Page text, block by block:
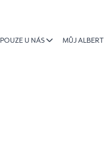
POUZE U NÁS MŮJ ALBERT